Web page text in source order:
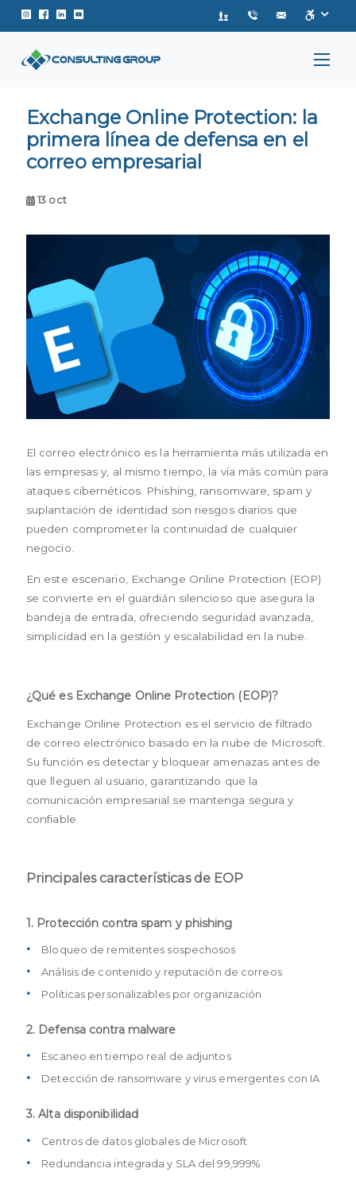
Instagram de Consulting Group
Facebook de Consulting Group
Linkedin de Consulting Group
Youtube de Consulting Group
Exchange Online Protection: la
primera línea de defensa en el
correo empresarial
13 oct
El correo electrónico es la herramienta más utilizada en
las empresas y, al mismo tiempo, la vía más común para
ataques cibernéticos. Phishing, ransomware, spam y
suplantación de identidad son riesgos diarios que
pueden comprometer la continuidad de cualquier
negocio.
En este escenario, Exchange Online Protection (EOP)
se convierte en el guardián silencioso que asegura la
bandeja de entrada, ofreciendo seguridad avanzada,
simplicidad en la gestión y escalabilidad en la nube.
¿Qué es Exchange Online Protection (EOP)?
Exchange Online Protection es el servicio de filtrado
de correo electrónico basado en la nube de Microsoft.
Su función es detectar y bloquear amenazas antes de
que lleguen al usuario, garantizando que la
comunicación empresarial se mantenga segura y
confiable.
Principales características de EOP
1. Protección contra spam y phishing
Bloqueo de remitentes sospechosos
Análisis de contenido y reputación de correos
Políticas personalizables por organización
2. Defensa contra malware
Escaneo en tiempo real de adjuntos
Detección de ransomware y virus emergentes con IA
3. Alta disponibilidad
Centros de datos globales de Microsoft
Redundancia integrada y SLA del 99,999%